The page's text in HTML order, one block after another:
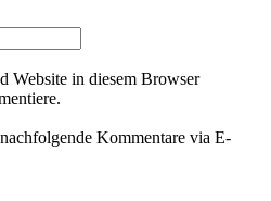
Website in diesem Browser
Kommentare via E-